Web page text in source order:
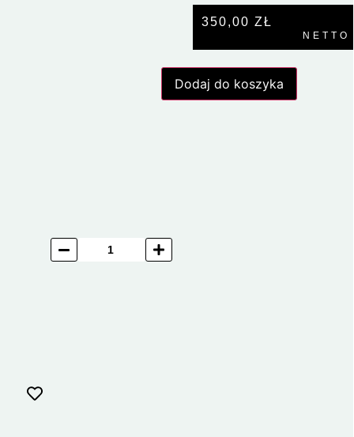
350,00 ZŁ
NETTO
Dodaj do koszyka